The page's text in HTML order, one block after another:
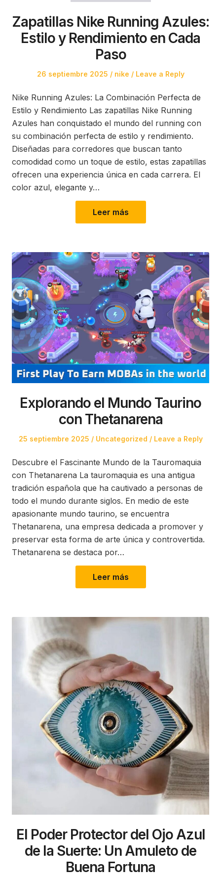
Zapatillas Nike Running Azules:
Estilo y Rendimiento en Cada
Paso
Posted
26 septiembre 2025
Posted
nike Leave a Reply
Nike Running Azules: La Combinación Perfecta de
Estilo y Rendimiento Las zapatillas Nike Running
Azules han conquistado el mundo del running con
su combinación perfecta de estilo y rendimiento.
Diseñadas para corredores que buscan tanto
comodidad como un toque de estilo, estas zapatillas
ofrecen una experiencia única en cada carrera. El
color azul, elegante y…
Leer más
Explorando el Mundo Taurino
con Thetanarena
Posted
25 septiembre 2025
Posted
Uncategorized Leave a Reply
Descubre el Fascinante Mundo de la Tauromaquia
con Thetanarena La tauromaquia es una antigua
tradición española que ha cautivado a personas de
todo el mundo durante siglos. En medio de este
apasionante mundo taurino, se encuentra
Thetanarena, una empresa dedicada a promover y
preservar esta forma de arte única y controvertida.
Thetanarena se destaca por…
Leer más
El Poder Protector del Ojo Azul
de la Suerte: Un Amuleto de
Buena Fortuna